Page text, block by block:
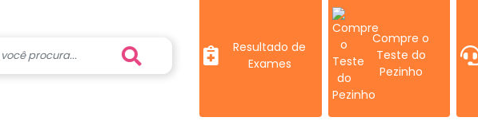
Resultado de
Exames
Compre o
Teste do
Pezinho